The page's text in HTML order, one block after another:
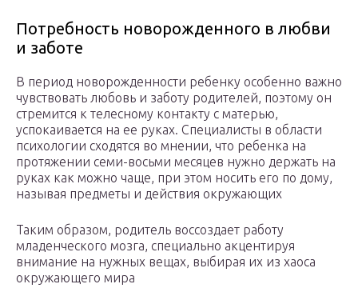
Потребность новорожденного в любви
и заботе
В период новорожденности ребенку особенно важно
чувствовать любовь и заботу родителей, поэтому он
стремится к телесному контакту с матерью,
успокаивается на ее руках. Специалисты в области
психологии сходятся во мнении, что ребенка на
протяжении семи-восьми месяцев нужно держать на
руках как можно чаще, при этом носить его по дому,
называя предметы и действия окружающих
Таким образом, родитель воссоздает работу
младенческого мозга, специально акцентируя
внимание на нужных вещах, выбирая их из хаоса
окружающего мира